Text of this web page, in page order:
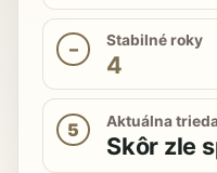
– Stabilné roky
4
5 Aktuálna
Skôr zle